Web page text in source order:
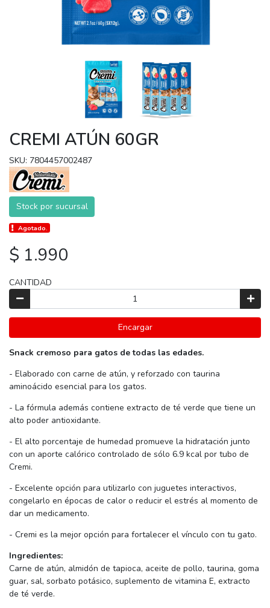
CREMI ATÚN 60GR
SKU: 7804457002487
Stock por sucursal
Agotado.
$ 1.990
CANTIDAD
Encargar
Snack cremoso para gatos de todas las edades.
- Elaborado con carne de atún, y reforzado con taurina
aminoácido esencial para los gatos.
- La fórmula además contiene extracto de té verde que tiene un
alto poder antioxidante.
- El alto porcentaje de humedad promueve la hidratación junto
con un aporte calórico controlado de sólo 6.9 kcal por tubo de
Cremi.
- Excelente opción para utilizarlo con juguetes interactivos,
congelarlo en épocas de calor o reducir el estrés al momento de
dar un medicamento.
- Cremi es la mejor opción para fortalecer el vínculo con tu gato.
Ingredientes:
Carne de atún, almidón de tapioca, aceite de pollo, taurina, goma
guar, sal, sorbato potásico, suplemento de vitamina E, extracto
de té verde.